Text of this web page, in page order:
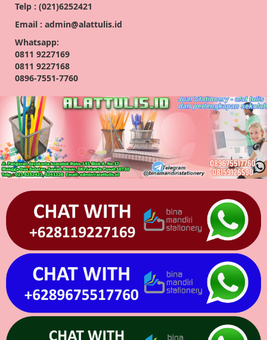
Telp : (021)6252421
Email : admin@alattulis.id
Whatsapp:
0811 9227169
0811 9227168
0896-7551-7760